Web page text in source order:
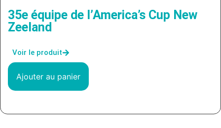
35e équipe de l’America’s Cup New
Zeeland
Voir le produit
Ajouter au panier